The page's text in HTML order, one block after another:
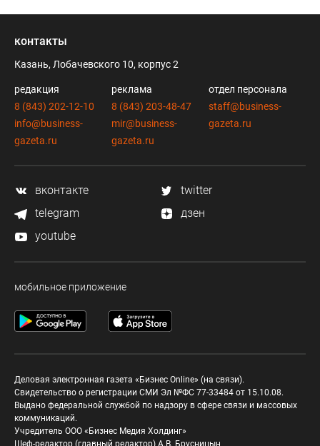
контакты
Казань, Лобачевского 10, корпус 2
редакция
8 (843) 202-12-10
info@business-
gazeta.ru
реклама
8 (843) 203-48-47
mir@business-
gazeta.ru
отдел персонала
staff@business-
gazeta.ru
вконтакте
twitter
telegram
дзен
youtube
мобильное приложение
Деловая электронная газета «Бизнес Online» (на связи).
Свидетельство о регистрации СМИ Эл №ФС 77-33484 от 15.10.08.
Выдано федеральной службой по надзору в сфере связи и массовых
коммуникаций.
Учредитель ООО «Бизнес Медия Холдинг»
Шеф-редактор (главный редактор) А.В. Брусницын